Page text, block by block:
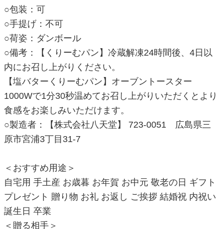
○包装：可
○手提げ：不可
○荷姿：ダンボール
○備考：【くりーむパン】冷蔵解凍24時間後、4日以
内にお召し上がりください。
【塩バターくりーむパン】オーブントースター
1000Wで1分30秒温めてお召し上がりいただくとより
食感をお楽しみいただけます。
○製造者：【株式会社八天堂】 723-0051 広島県三
原市宮浦3丁目31-7
＜おすすめ用途＞
自宅用 手土産 お歳暮 お年賀 お中元 敬老の日 ギフト
プレゼント 贈り物 お礼 お返し ご挨拶 結婚祝 内祝い
誕生日 卒業
＜贈る相手＞